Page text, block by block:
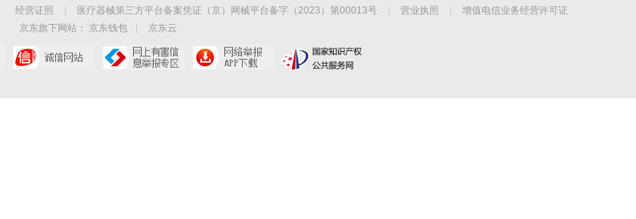
经营证照 医疗器械第三方平台备案凭证（京）网械平台备字（2023）第00013号 营业执照
增值电信业务经营许可证
京东旗下网站：
京东钱包 京东云